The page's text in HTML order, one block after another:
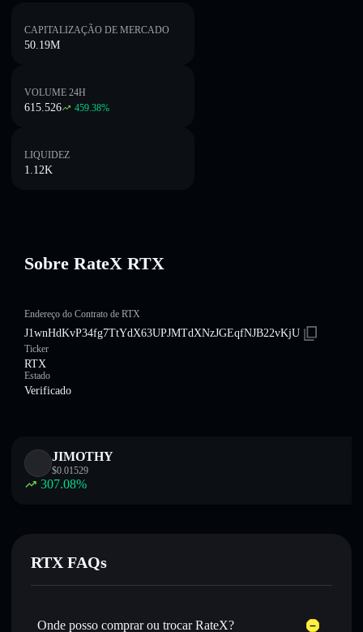
CAPITALIZAÇÃO DE MERCADO
50.19M
VOLUME 24H
615.526 459.38%
LIQUIDEZ
1.12K
Sobre RateX RTX
Endereço do Contrato de RTX
J1wnHdKvP34fg7TtYdX63UPJMTdXNzJGEqfNJB22vKjU
Ticker
RTX
Estado
Verificado
JIMOTHY
$0.01529
307.08%
RTX FAQs
Onde posso comprar ou trocar RateX?